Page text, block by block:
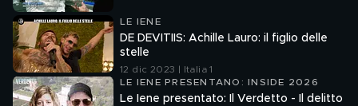
LE IENE
DE DEVITIIS: Achille Lauro: il figlio delle
stelle
12 dic 2023 | Italia 1
LE IENE PRESENTANO: INSIDE 2026
Le Iene presentato: Il Verdetto - Il delitto